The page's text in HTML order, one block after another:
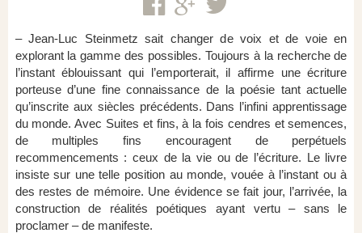
– Jean-Luc Steinmetz sait changer de voix et de voie en
explorant la gamme des possibles. Toujours à la recherche de
l’instant éblouissant qui l’emporterait, il affirme une écriture
porteuse d’une fine connaissance de la poésie tant actuelle
qu’inscrite aux siècles précédents. Dans l’infini apprentissage
du monde. Avec Suites et fins, à la fois cendres et semences,
de multiples fins encouragent de perpétuels
recommencements : ceux de la vie ou de l’écriture. Le livre
insiste sur une telle position au monde, vouée à l’instant ou à
des restes de mémoire. Une évidence se fait jour, l’arrivée, la
construction de réalités poétiques ayant vertu – sans le
proclamer – de manifeste.